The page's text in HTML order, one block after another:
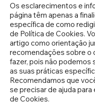
Os esclarecimentos e
página têm apenas a
específica de como
de Política de Cookies.
artigo como orientação
recomendações sobre o
fazer, pois não podemos
as suas práticas
Recomendamos que
se precisar de ajuda
de Cookies.